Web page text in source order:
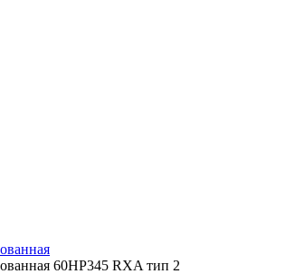
60HP345 RXA тип 2